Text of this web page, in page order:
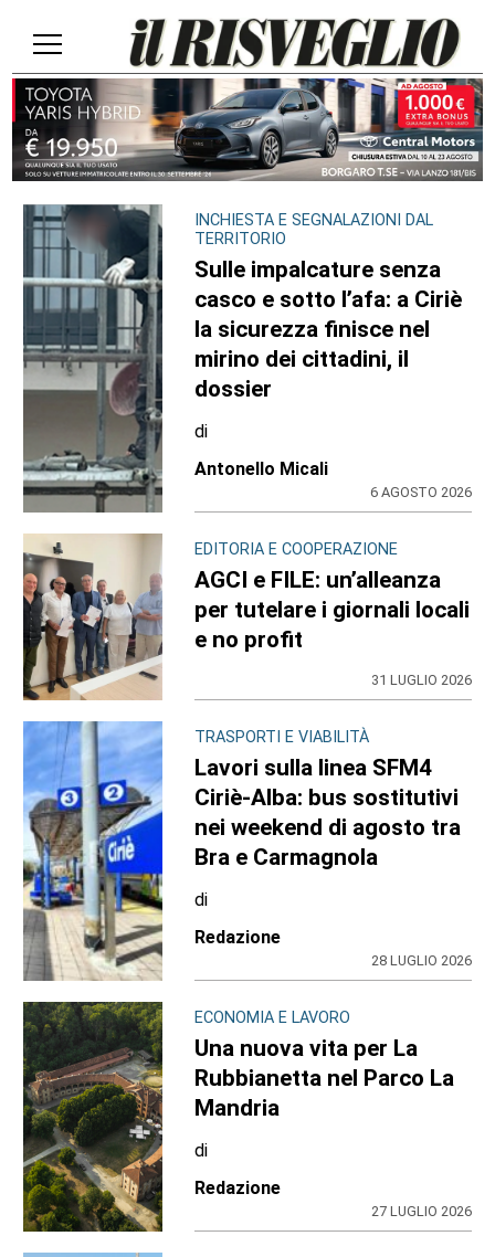
INCHIESTA E SEGNALAZIONI DAL
TERRITORIO
Sulle impalcature senza
casco e sotto l’afa: a Ciriè
la sicurezza finisce nel
mirino dei cittadini, il
dossier
di
Antonello Micali
6 AGOSTO 2026
EDITORIA E COOPERAZIONE
AGCI e FILE: un’alleanza
per tutelare i giornali locali
e no profit
31 LUGLIO 2026
TRASPORTI E VIABILITÀ
Lavori sulla linea SFM4
Ciriè-Alba: bus sostitutivi
nei weekend di agosto tra
Bra e Carmagnola
di
Redazione
28 LUGLIO 2026
ECONOMIA E LAVORO
Una nuova vita per La
Rubbianetta nel Parco La
Mandria
di
Redazione
27 LUGLIO 2026